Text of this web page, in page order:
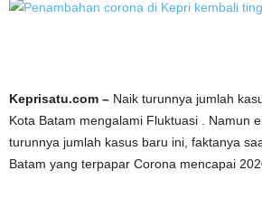
Keprisatu.com – Naik turunnya jumlah
Kota Batam mengalami Fluktuasi . Namun
turunnya jumlah kasus baru ini, faktanya
Batam yang terpapar Corona mencapai